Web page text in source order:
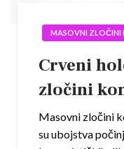
MASOVNI ZLOČINI
Crveni
zločini
Masovni zločini
su ubojstva